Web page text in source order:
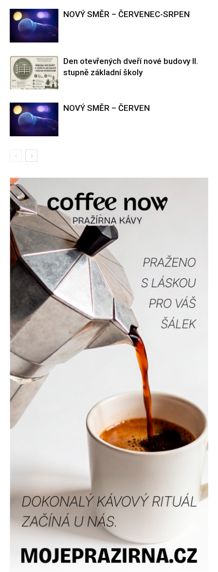
NOVÝ SMĚR – ČERVENEC-SRPEN
Den otevřených dveří nové budovy II.
stupně základní školy
NOVÝ SMĚR – ČERVEN